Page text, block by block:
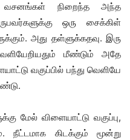
வசனங்கள் நிறைந்த அந்த
ஒரு சைக்கிள்
அது தள்ளுக்கதவு. இரு
மீண்டும் அதே
வகுப்பில் பந்து வெளியே
மேல் விளையாட்டு வகுப்பு,
நீட்டமாக கிடக்கும் மூன்று